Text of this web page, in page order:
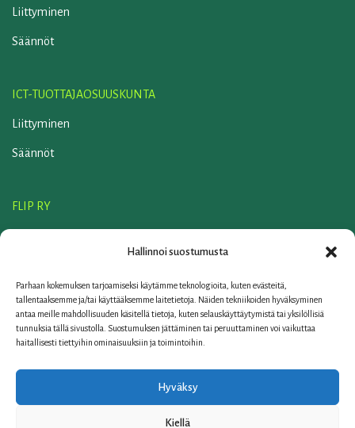
Hallinnoi suostumusta
Parhaan kokemuksen tarjoamiseksi käytämme teknologioita, kuten evästeitä,
tallentaaksemme ja/tai käyttääksemme laitetietoja. Näiden tekniikoiden hyväksyminen
antaa meille mahdollisuuden käsitellä tietoja, kuten selauskäyttäytymistä tai yksilöllisiä
tunnuksia tällä sivustolla. Suostumuksen jättäminen tai peruuttaminen voi vaikuttaa
haitallisesti tiettyihin ominaisuuksiin ja toimintoihin.
Hyväksy
Kiellä
Liittyminen
Säännöt
ICT-TUOTTAJAOSUUSKUNTA
Liittyminen
Säännöt
FLIP RY
ELKER OY
Yhteystiedot